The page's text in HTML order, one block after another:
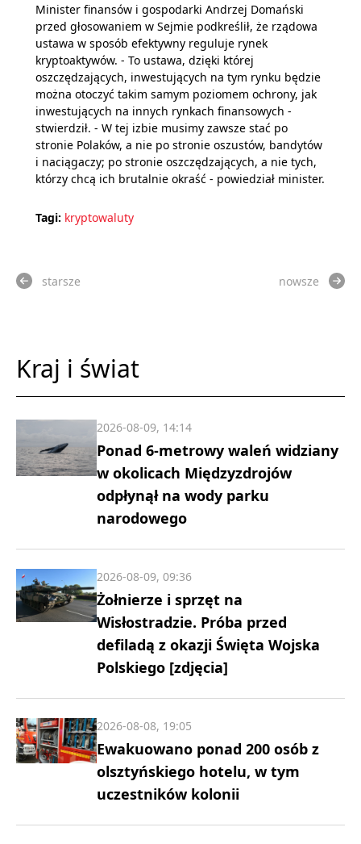
Minister finansów i gospodarki Andrzej Domański
przed głosowaniem w Sejmie podkreślił, że rządowa
ustawa w sposób efektywny reguluje rynek
kryptoaktywów. - To ustawa, dzięki której
oszczędzających, inwestujących na tym rynku będzie
można otoczyć takim samym poziomem ochrony, jak
inwestujących na innych rynkach finansowych -
stwierdził. - W tej izbie musimy zawsze stać po
stronie Polaków, a nie po stronie oszustów, bandytów
i naciągaczy; po stronie oszczędzających, a nie tych,
którzy chcą ich brutalnie okraść - powiedział minister.
Tagi: kryptowaluty
starsze nowsze
Kraj i świat
Ponad 6-metrowy waleń widziany
w okolicach Międzyzdrojów
odpłynął na wody parku
narodowego
2026-08-09, 14:14
Żołnierze i sprzęt na
Wisłostradzie. Próba przed
defiladą z okazji Święta Wojska
Polskiego [zdjęcia]
2026-08-09, 09:36
Ewakuowano ponad 200 osób z
olsztyńskiego hotelu, w tym
uczestników kolonii
2026-08-08, 19:05